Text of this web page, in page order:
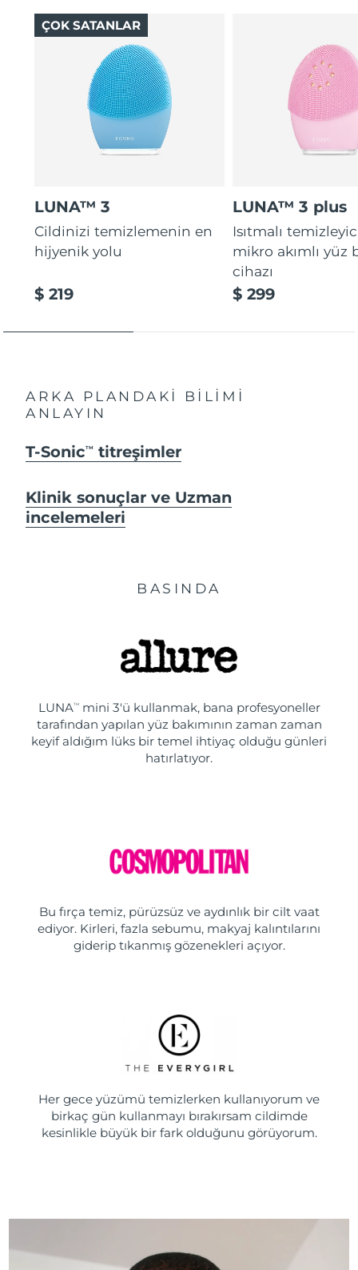
LUNA™ 3
Cildinizi temizlemenin en
hijyenik yolu
$ 219
ÇOK SATANLAR
LUNA™ 3 plus
Isıtmalı
mikro akımlı yüz
cihazı
$ 299
ARKA PLANDAKİ BİLİMİ
ANLAYIN
T-SonicTM titreşimler
Klinik sonuçlar ve Uzman
incelemeleri
BASINDA
LUNATMmini 3'ü kullanmak, bana profesyoneller
tarafından yapılan yüz bakımının zaman zaman
keyif aldığım lüks bir temel ihtiyaç olduğu günleri
hatırlatıyor.
Bu fırça temiz, pürüzsüz ve aydınlık bir cilt vaat
ediyor. Kirleri, fazla sebumu, makyaj kalıntılarını
giderip tıkanmış gözenekleri açıyor.
Her gece yüzümü temizlerken kullanıyorum ve
birkaç gün kullanmayı bırakırsam cildimde
kesinlikle büyük bir fark olduğunu görüyorum.